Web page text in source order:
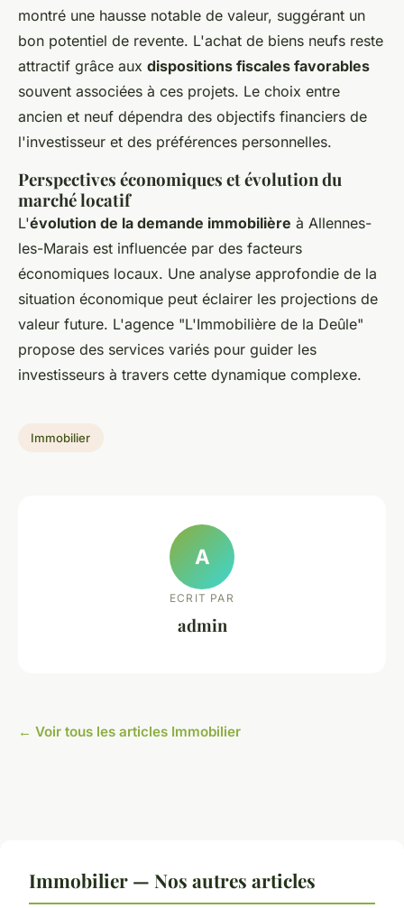
montré une hausse notable de valeur, suggérant un
bon potentiel de revente. L'achat de biens neufs reste
attractif grâce aux dispositions fiscales favorables
souvent associées à ces projets. Le choix entre
ancien et neuf dépendra des objectifs financiers de
l'investisseur et des préférences personnelles.
Perspectives économiques et évolution du
marché locatif
L'évolution de la demande immobilière à Allennes-
les-Marais est influencée par des facteurs
économiques locaux. Une analyse approfondie de la
situation économique peut éclairer les projections de
valeur future. L'agence "L'Immobilière de la Deûle"
propose des services variés pour guider les
investisseurs à travers cette dynamique complexe.
Immobilier
A
ECRIT PAR
admin
← Voir tous les articles Immobilier
Immobilier — Nos autres articles